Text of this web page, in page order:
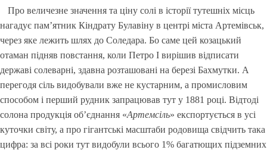
Про величезне значення та ціну солі в історії тутешніх місць
нагадує пам’ятник Кіндрату Булавіну в центрі міста Артемівськ,
через яке лежить шлях до Соледара. Бо саме цей козацький
отаман підняв повстання, коли Петро І вирішив відписати
державі солеварні, здавна розташовані на березі Бахмутки. А
перегодя сіль видобували вже не кустарним, а промисловим
способом і перший рудник запрацював тут у 1881 році. Відтоді
солона продукція об’єднання «Артемсіль» експортується в усі
куточки світу, а про гігантські масштаби родовища свідчить така
цифра: за всі роки тут видобули всього 1% багатющих підземних